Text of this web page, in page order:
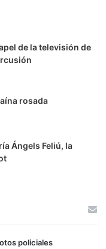
de la televisión de
rosada
Ángels Feliú, la
policiales